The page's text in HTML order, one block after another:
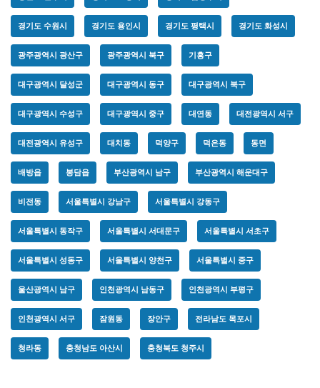
경기도 수원시 경기도 용인시 경기도 평택시 경기도 화성시
광주광역시 광산구 광주광역시 북구 기흥구
대구광역시 달성군 대구광역시 동구 대구광역시 북구
대구광역시 수성구 대구광역시 중구 대연동 대전광역시 서구
대전광역시 유성구 대치동 덕양구 덕은동 동면
배방읍 봉담읍 부산광역시 남구 부산광역시 해운대구
비전동 서울특별시 강남구 서울특별시 강동구
서울특별시 동작구 서울특별시 서대문구 서울특별시 서초구
서울특별시 성동구 서울특별시 양천구 서울특별시 중구
울산광역시 남구 인천광역시 남동구 인천광역시 부평구
인천광역시 서구 잠원동 장안구 전라남도 목포시
청라동 충청남도 아산시 충청북도 청주시